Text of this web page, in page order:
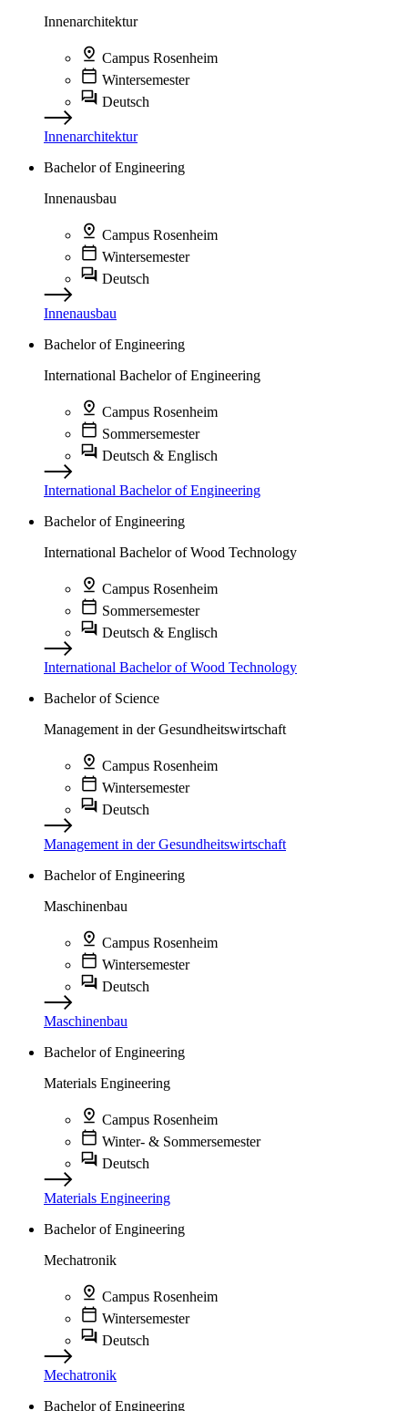
Innenarchitektur
Campus Rosenheim
Wintersemester
Deutsch
Innenarchitektur
Bachelor of Engineering
Innenausbau
Campus Rosenheim
Wintersemester
Deutsch
Innenausbau
Bachelor of Engineering
International Bachelor of Engineering
Campus Rosenheim
Sommersemester
Deutsch & Englisch
International Bachelor of Engineering
Bachelor of Engineering
International Bachelor of Wood Technology
Campus Rosenheim
Sommersemester
Deutsch & Englisch
International Bachelor of Wood Technology
Bachelor of Science
Management in der Gesundheitswirtschaft
Campus Rosenheim
Wintersemester
Deutsch
Management in der Gesundheitswirtschaft
Bachelor of Engineering
Maschinenbau
Campus Rosenheim
Wintersemester
Deutsch
Maschinenbau
Bachelor of Engineering
Materials Engineering
Campus Rosenheim
Winter- & Sommersemester
Deutsch
Materials Engineering
Bachelor of Engineering
Mechatronik
Campus Rosenheim
Wintersemester
Deutsch
Mechatronik
Bachelor of Engineering